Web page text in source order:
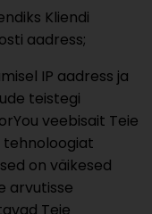
Kliendi
aadress;
IP aadress ja
teistegi
veebisait Teie
tehnoloogiat
on väikesed
arvutisse
Teie